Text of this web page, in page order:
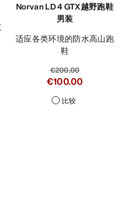
Norvan LD 4 GTX越野跑鞋
男装
适应各类环境的防水高山跑
鞋
€200.00
€100.00
比较